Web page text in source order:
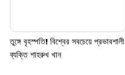
তুঙ্গে বৃহস্পতি! বিশ্বের সবচেয়ে প্রভাবশালী
ব্যক্তি শাহরুখ খান